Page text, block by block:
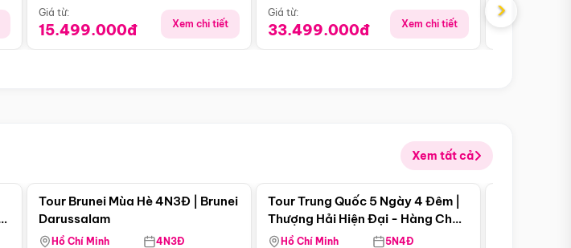
Giá từ:
15.499.000đ Xem chi tiết
Giá từ:
33.499.000đ Xem chi tiết
Giá từ:
›
Xem tất cả
Tour Brunei Mùa Hè 4N3Đ | Brunei
Darussalam
Hồ Chí Minh 4N3Đ
Điểm nổi bật
Tour Trung Quốc 5 Ngày 4 Đêm |
Thượng Hải Hiện Đại - Hàng Châu
Nên Thơ - Ô Trấn Cổ Kính
Hồ Chí Minh 5N4Đ